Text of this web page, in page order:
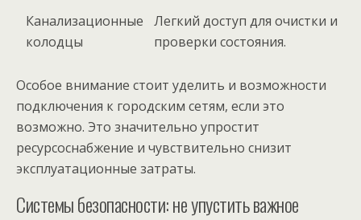
Канализационные
колодцы
Легкий доступ для очистки и
проверки состояния.
Особое внимание стоит уделить и возможности
подключения к городским сетям, если это
возможно. Это значительно упростит
ресурсоснабжение и чувствительно снизит
эксплуатационные затраты.
Системы безопасности: не упустить важное